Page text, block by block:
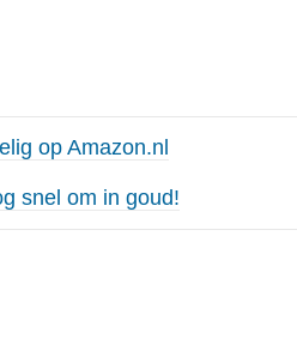
op Amazon.nl
snel om in goud!